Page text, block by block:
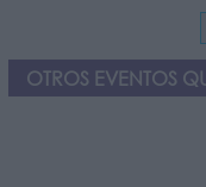
OTROS EVENTOS